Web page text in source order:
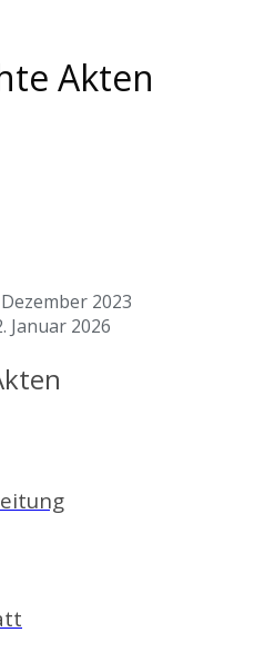
Akten
2023
Januar 2026